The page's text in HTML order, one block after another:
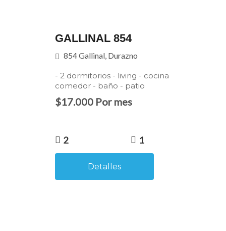
GALLINAL 854
854 Gallinal, Durazno
- 2 dormitorios - living - cocina
comedor - baño - patio
$17.000 Por mes
2 1
Detalles